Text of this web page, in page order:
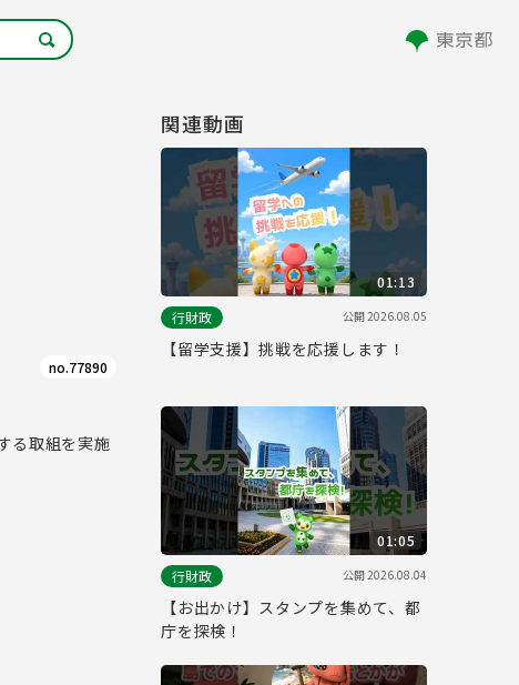
no.77890
る取組を実施
関連動画
01:13
行財政
公開2026.08.05
【留学支援】挑戦を応援します！
01:05
行財政
公開2026.08.04
【お出かけ】スタンプを集めて、都
庁を探検！